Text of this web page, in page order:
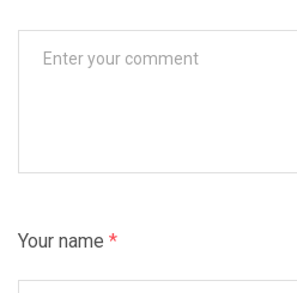
Your name *